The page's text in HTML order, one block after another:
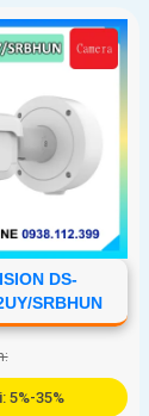
DS-
SRBHUN
5%-35%